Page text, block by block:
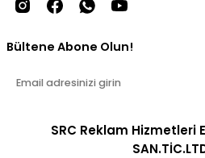
Bültene Abone Olun!
SRC Reklam Hizmetleri